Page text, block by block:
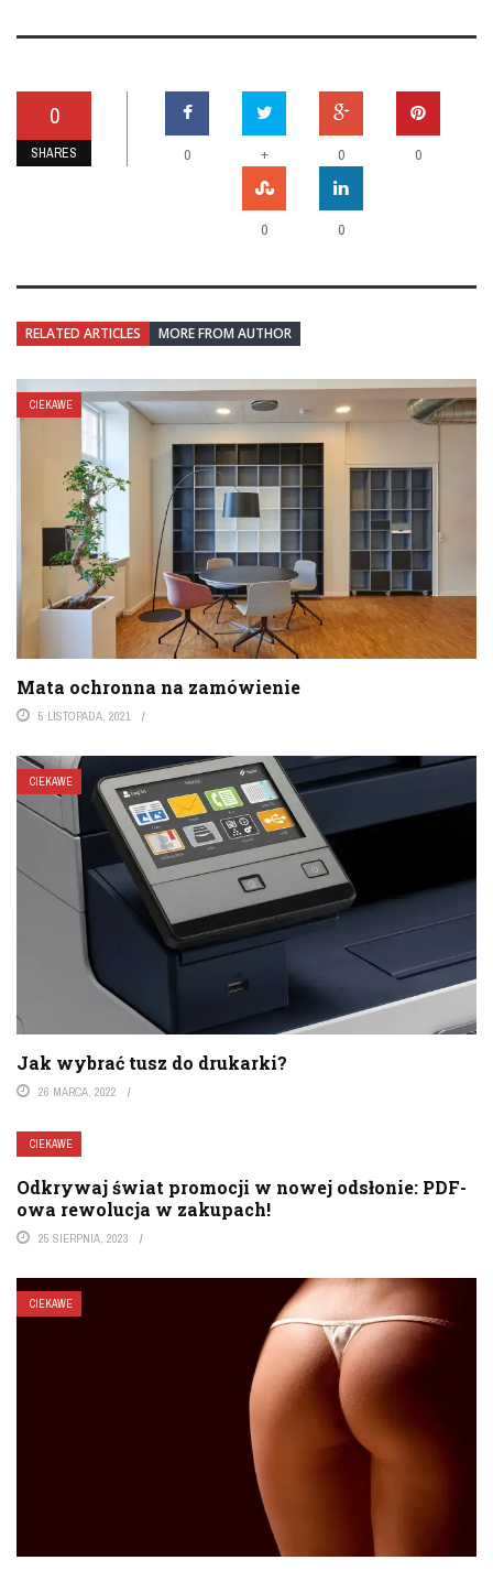
0
SHARES 0 + 0 0
0 0
RELATED ARTICLES MORE FROM AUTHOR
CIEKAWE
Mata ochronna na zamówienie
5 LISTOPADA, 2021
CIEKAWE
Jak wybrać tusz do drukarki?
26 MARCA, 2022
CIEKAWE
Odkrywaj świat promocji w nowej odsłonie: PDF-
owa rewolucja w zakupach!
25 SIERPNIA, 2023
CIEKAWE